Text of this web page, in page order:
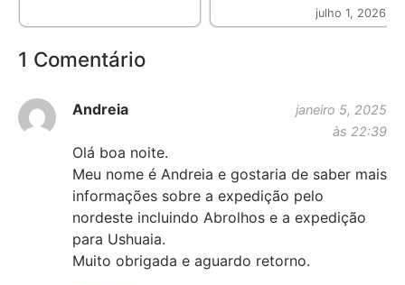
julho 1, 2026
1 Comentário
Andreia
janeiro 5, 2025
às 22:39
Olá boa noite.
Meu nome é Andreia e gostaria de saber mais
informações sobre a expedição pelo
nordeste incluindo Abrolhos e a expedição
para Ushuaia.
Muito obrigada e aguardo retorno.